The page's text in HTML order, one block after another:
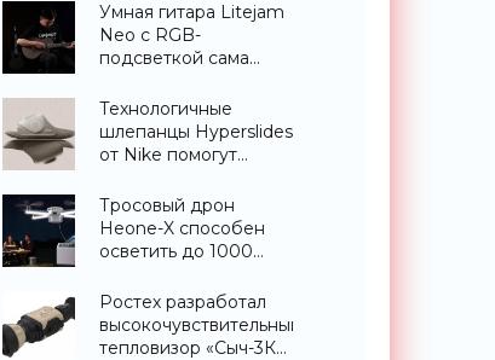
Умная гитара Litejam
Neo с RGB-
подсветкой сама
«Гаджеты»
Технологичные
шлепанцы Hyperslides
от Nike помогут
ноги после
тренировки -
«Гаджеты»
Тросовый дрон
Heone-X способен
осветить до 1000
земли -
«Беспилотники»
Ростех разработал
высокочувствительный
тепловизор «Сыч-3К»